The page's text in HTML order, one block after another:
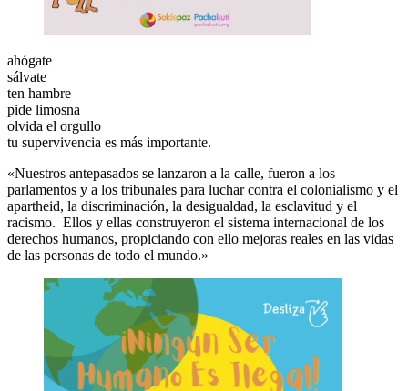
ahógate
sálvate
ten hambre
pide limosna
olvida el orgullo
tu supervivencia es más importante.
«Nuestros antepasados se lanzaron a la calle, fueron a los
parlamentos y a los tribunales para luchar contra el colonialismo y el
apartheid, la discriminación, la desigualdad, la esclavitud y el
racismo. Ellos y ellas construyeron el sistema internacional de los
derechos humanos, propiciando con ello mejoras reales en las vidas
de las personas de todo el mundo.»